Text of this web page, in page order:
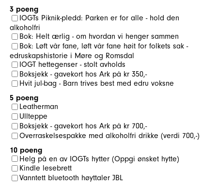
3 poeng
IOGTs Piknik-pledd: Parken er for alle - hold den
alkoholfri
Bok: Helt ærlig - om hvordan vi henger sammen
Bok: Løft vår fane, løft vår fane høit for folkets sak -
edruskapshistorie i Møre og Romsdal
IOGT hettegenser - stolt avholds
Boksjekk - gavekort hos Ark på kr 350,-
Hvit jul-bag - Barn trives best med edru voksne
5 poeng
Leatherman
Ullteppe
Boksjekk - gavekort hos Ark på kr 700,-
Overraskelsespakke med alkoholfri drikke (verdi 700,-)
10 poeng
Helg på en av IOGTs hytter (Oppgi ønsket hytte)
Kindle lesebrett
Vanntett bluetooth høyttaler JBL